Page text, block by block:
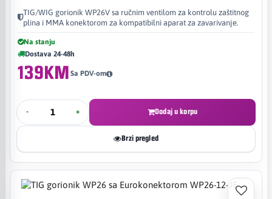
TIG/WIG gorionik WP26V sa ručnim ventilom za kontrolu zaštitnog
plina i MMA konektorom za kompatibilni aparat za zavarivanje.
Na stanju
Dostava 24-48h
139KM Sa PDV-om
- + Dodaj u korpu
Brzi pregled